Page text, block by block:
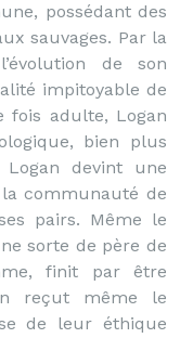
possédant des
sauvages. Par la
de son
impitoyable de
fois adulte, Logan
bien plus
devint une
communauté de
pairs. Même le
sorte de père de
finit par être
reçut même le
de leur éthique